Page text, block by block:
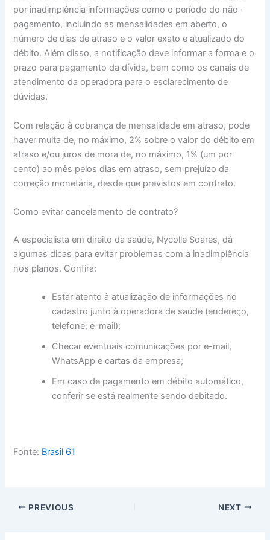
por inadimplência informações como o período do não-
pagamento, incluindo as mensalidades em aberto, o
número de dias de atraso e o valor exato e atualizado do
débito. Além disso, a notificação deve informar a forma e o
prazo para pagamento da dívida, bem como os canais de
atendimento da operadora para o esclarecimento de
dúvidas.
Com relação à cobrança de mensalidade em atraso, pode
haver multa de, no máximo, 2% sobre o valor do débito em
atraso e/ou juros de mora de, no máximo, 1% (um por
cento) ao mês pelos dias em atraso, sem prejuízo da
correção monetária, desde que previstos em contrato.
Como evitar cancelamento de contrato?
A especialista em direito da saúde, Nycolle Soares, dá
algumas dicas para evitar problemas com a inadimplência
nos planos. Confira:
Estar atento à atualização de informações no
cadastro junto à operadora de saúde (endereço,
telefone, e-mail);
Checar eventuais comunicações por e-mail,
WhatsApp e cartas da empresa;
Em caso de pagamento em débito automático,
conferir se está realmente sendo debitado.
Fonte: Brasil 61
PREVIOUS NEXT